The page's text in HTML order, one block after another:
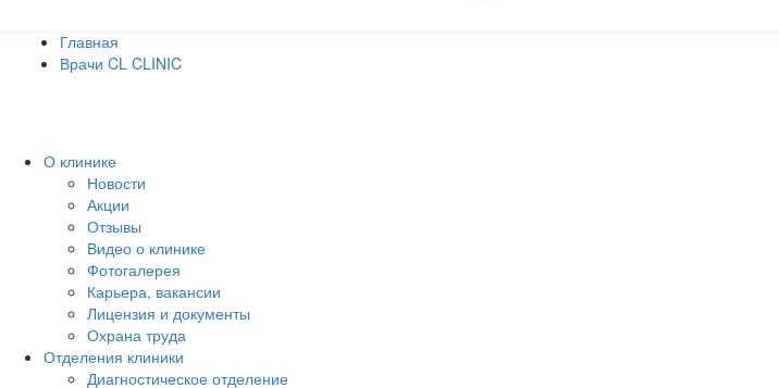
Главная
Врачи CL CLINIC
О клинике
Новости
Акции
Отзывы
Видео о клинике
Фотогалерея
Карьера, вакансии
Лицензия и документы
Охрана труда
Отделения клиники
Диагностическое отделение